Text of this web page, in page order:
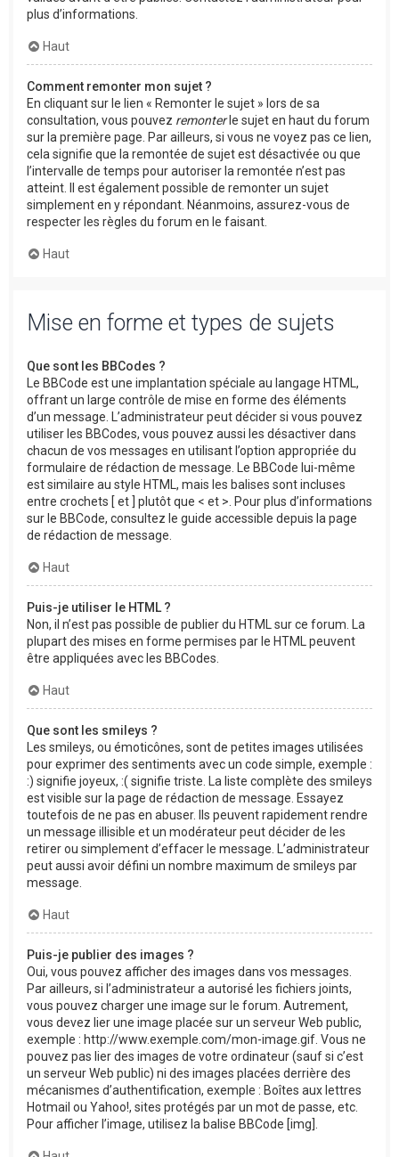
plus d’informations.
Haut
Comment remonter mon sujet ?
En cliquant sur le lien « Remonter le sujet » lors de sa
consultation, vous pouvez remonterle sujet en haut du forum
sur la première page. Par ailleurs, si vous ne voyez pas ce lien,
cela signifie que la remontée de sujet est désactivée ou que
l’intervalle de temps pour autoriser la remontée n’est pas
atteint. Il est également possible de remonter un sujet
simplement en y répondant. Néanmoins, assurez-vous de
respecter les règles du forum en le faisant.
Haut
Mise en forme et types de sujets
Que sont les BBCodes ?
Le BBCode est une implantation spéciale au langage HTML,
offrant un large contrôle de mise en forme des éléments
d’un message. L’administrateur peut décider si vous pouvez
utiliser les BBCodes, vous pouvez aussi les désactiver dans
chacun de vos messages en utilisant l’option appropriée du
formulaire de rédaction de message. Le BBCode lui-même
est similaire au style HTML, mais les balises sont incluses
entre crochets [ et ] plutôt que < et >. Pour plus d’informations
sur le BBCode, consultez le guide accessible depuis la page
de rédaction de message.
Haut
Puis-je utiliser le HTML ?
Non, il n’est pas possible de publier du HTML sur ce forum. La
plupart des mises en forme permises par le HTML peuvent
être appliquées avec les BBCodes.
Haut
Que sont les smileys ?
Les smileys, ou émoticônes, sont de petites images utilisées
pour exprimer des sentiments avec un code simple, exemple :
:) signifie joyeux, :( signifie triste. La liste complète des smileys
est visible sur la page de rédaction de message. Essayez
toutefois de ne pas en abuser. Ils peuvent rapidement rendre
un message illisible et un modérateur peut décider de les
retirer ou simplement d’effacer le message. L’administrateur
peut aussi avoir défini un nombre maximum de smileys par
message.
Haut
Puis-je publier des images ?
Oui, vous pouvez afficher des images dans vos messages.
Par ailleurs, si l’administrateur a autorisé les fichiers joints,
vous pouvez charger une image sur le forum. Autrement,
vous devez lier une image placée sur un serveur Web public,
exemple : http://www.exemple.com/mon-image.gif. Vous ne
pouvez pas lier des images de votre ordinateur (sauf si c’est
un serveur Web public) ni des images placées derrière des
mécanismes d’authentification, exemple : Boîtes aux lettres
Hotmail ou Yahoo!, sites protégés par un mot de passe, etc.
Pour afficher l’image, utilisez la balise BBCode [img].